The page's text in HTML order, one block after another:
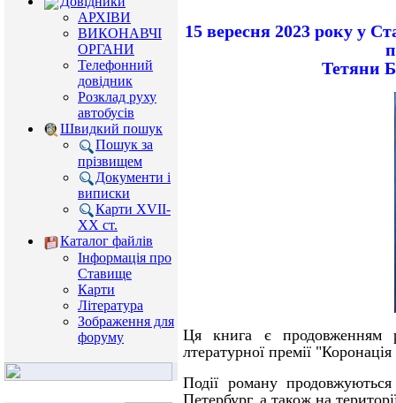
АРХІВИ
ВИКОНАВЧІ
ОРГАНИ
Телефонний
довідник
Розклад руху
автобусів
Швидкий пошук
Пошук за
прізвищем
Документи і
виписки
Карти XVII-
XX ст.
Каталог файлів
Інформація про
Ставище
Карти
Література
Зображення для
форуму
15 вересня 2023 року у
Тетяни
Ця книга є продовженням
лтературної премії
Події роману
Петербург, а також на